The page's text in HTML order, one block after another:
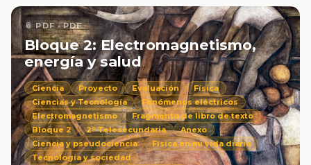
📎 PDF · PDF
Bloque 2: Electromagnetismo,
energía y salud
Ciencia Proyecto Evaluación
Física
Ciencias y Tecnología
Fenómenos eléctricos
Electromagnetismo
Fragmento de libro de texto
Bloque 2
2° Telesecundaria
Anexo
Ciencia y pseudociencia
Física en mi vida diaria
Tecnología y sociedad